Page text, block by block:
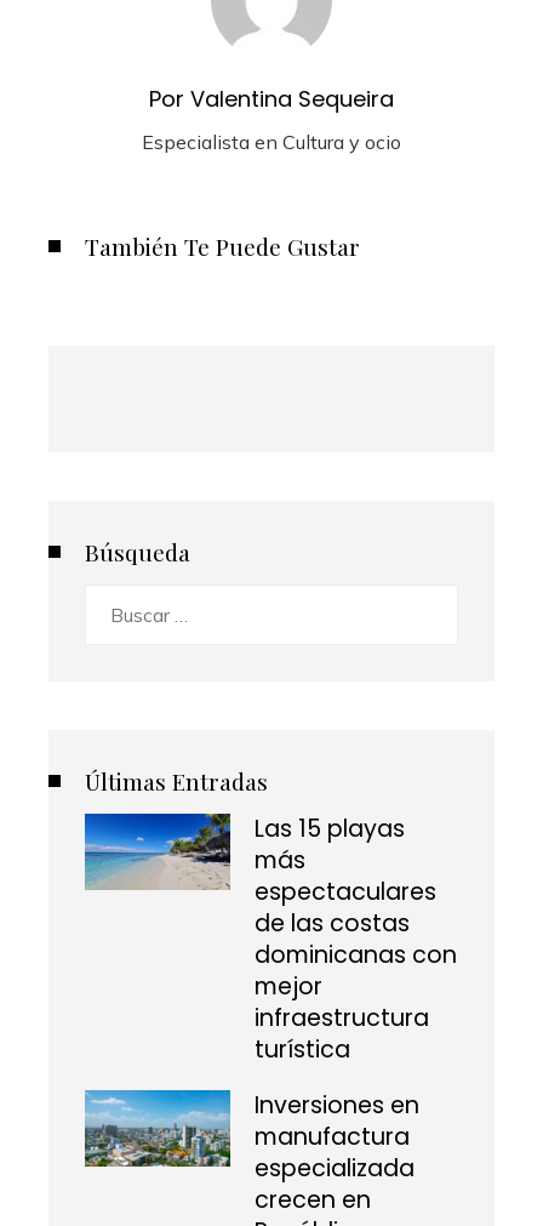
Por Valentina Sequeira
Especialista en Cultura y ocio
También Te Puede Gustar
Búsqueda
Últimas Entradas
Las 15 playas
más
espectaculares
de las costas
dominicanas con
mejor
infraestructura
turística
Inversiones en
manufactura
especializada
crecen en